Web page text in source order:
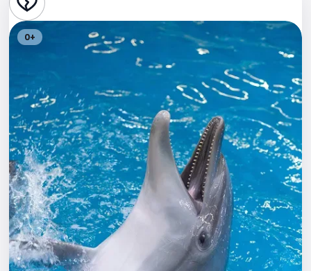
Стендап
Экскурсии
Спорт
События
Города
Площадки
0+